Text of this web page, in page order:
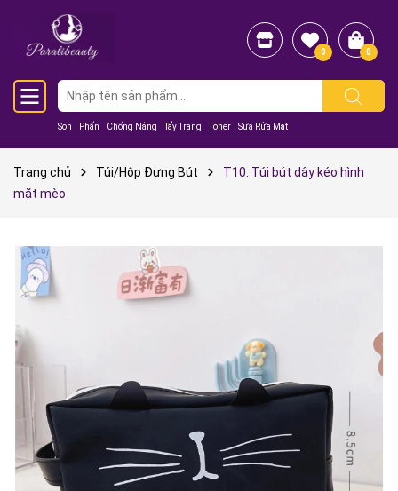
Son Phấn Chống Nắng Tẩy Trang Toner Sữa Rửa Mặt
0 0
Trang chủ Túi/Hộp Đựng Bút
T10. Túi bút dây kéo hình
mặt mèo
Mã giảm giá:
Ngày hết hạn: